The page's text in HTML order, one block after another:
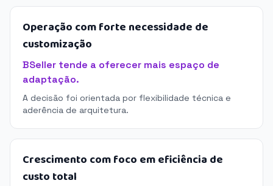
Operação com forte necessidade de
customização
BSeller tende a oferecer mais espaço de
adaptação.
A decisão foi orientada por flexibilidade técnica e
aderência de arquitetura.
Crescimento com foco em eficiência de
custo total